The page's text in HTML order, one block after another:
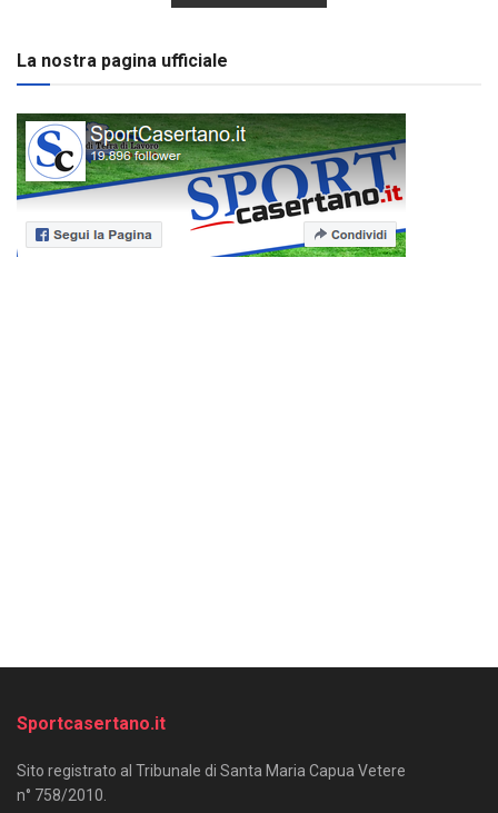
La nostra pagina ufficiale
Sportcasertano.it
Sito registrato al Tribunale di Santa Maria Capua Vetere
n° 758/2010.